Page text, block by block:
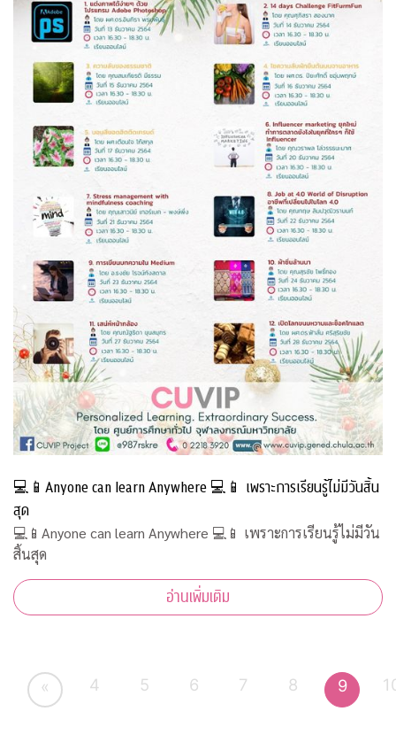
💻📱Anyone can learn Anywhere 💻📱 เพราะการเรียนรู้ไม่มีวันสิ้น
สุด
💻📱Anyone can learn Anywhere 💻📱 เพราะการเรียนรู้ไม่มีวัน
สิ้นสุด
อ่านเพิ่มเติม
« 4 5 6 7 8 9